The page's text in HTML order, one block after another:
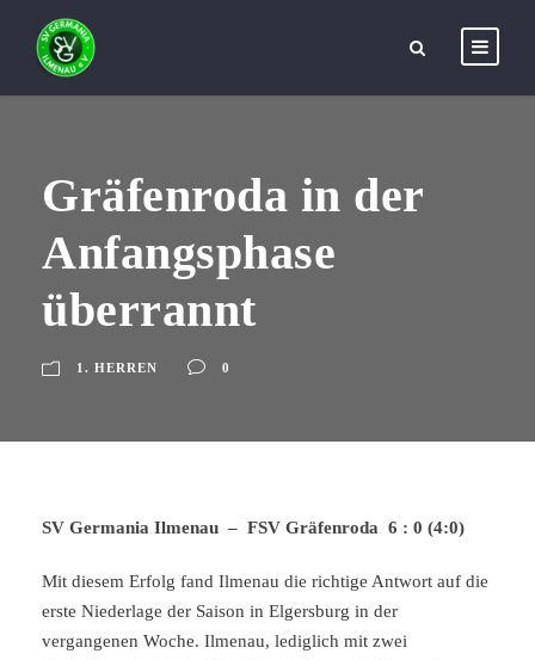
Gräfenroda in der
Anfangsphase
überrannt
1. HERREN 0
SV Germania Ilmenau – FSV Gräfenroda 6 : 0 (4:0)
Mit diesem Erfolg fand Ilmenau die richtige Antwort auf die
erste Niederlage der Saison in Elgersburg in der
vergangenen Woche. Ilmenau, lediglich mit zwei